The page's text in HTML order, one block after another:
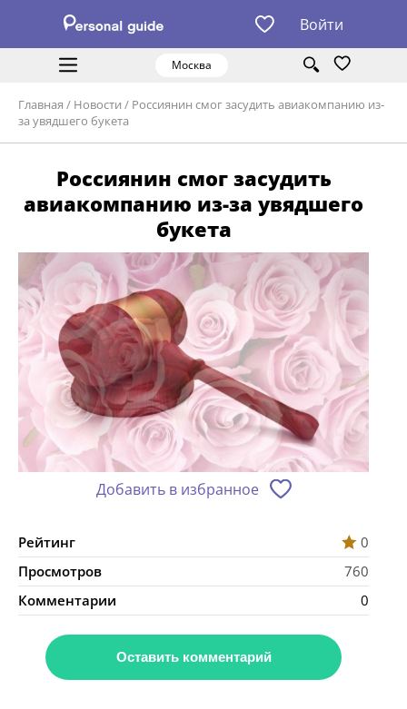
Войти
Москва
Главная / Новости / Россиянин смог засудить авиакомпанию из-
за увядшего букета
Россиянин смог засудить
авиакомпанию из-за увядшего
букета
Добавить в избранное
Рейтинг
0
Просмотров
760
Комментарии
0
Оставить комментарий